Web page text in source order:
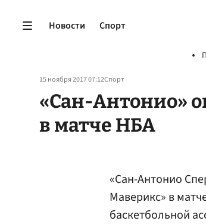
Новости Спорт
15 ноября 2017 07:12Спорт
«Сан-Антонио»
в матче НБА
«Сан-Антонио
Маверикс» в
баскетбольной